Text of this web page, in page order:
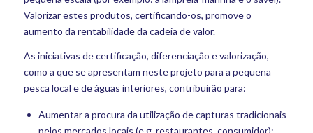
Valorizar estes produtos, certificando-os, promove o
aumento da rentabilidade da cadeia de valor.
As iniciativas de certificação, diferenciação e valorização,
como a que se apresentam neste projeto para a pequena
pesca local e de águas interiores, contribuirão para:
Aumentar a procura da utilização de capturas tradicionais
pelos mercados locais (e.g. restaurantes, consumidor);